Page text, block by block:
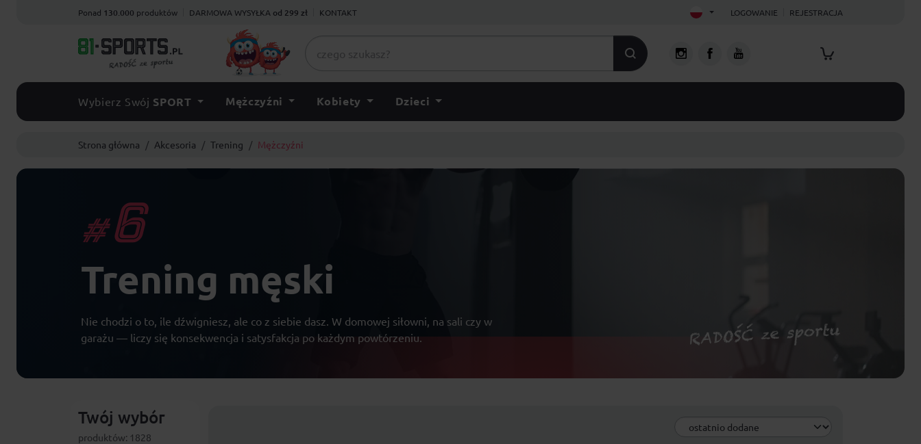
Ponad 130.000 produktów DARMOWA WYSYŁKA od 299 zł KONTAKT LOGOWANIE REJESTRACJA
Wybierz Swój SPORT Mężczyźni Kobiety Dzieci
Strona główna Akcesoria Trening Mężczyźni
#6
Trening męski
Nie chodzi o to, ile dźwigniesz, ale co z siebie dasz. W domowej siłowni, na sali czy w
garażu — liczy się konsekwencja i satysfakcja po każdym powtórzeniu.
Twój wybór
produktów: 1828